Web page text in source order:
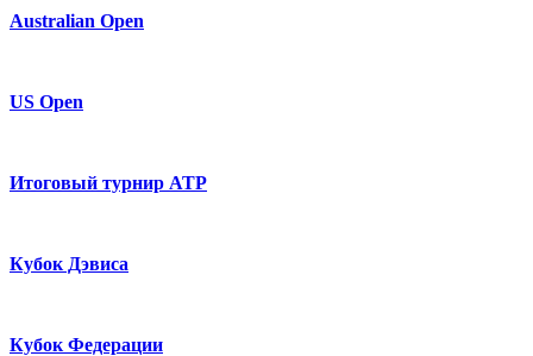
Australian Open
US Open
Итоговый турнир ATP
Кубок Дэвиса
Кубок Федерации